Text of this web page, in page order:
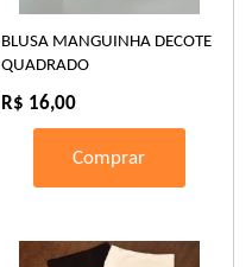
BLUSA MANGUINHA DECOTE
QUADRADO
R$ 16,00
Comprar